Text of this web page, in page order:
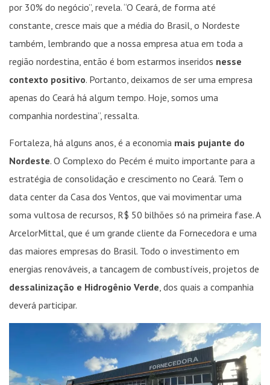
por 30% do negócio”, revela. “O Ceará, de forma até
constante, cresce mais que a média do Brasil, o Nordeste
também, lembrando que a nossa empresa atua em toda a
região nordestina, então é bom estarmos inseridos nesse
contexto positivo. Portanto, deixamos de ser uma empresa
apenas do Ceará há algum tempo. Hoje, somos uma
companhia nordestina”, ressalta.
Fortaleza, há alguns anos, é a economia mais pujante do
Nordeste. O Complexo do Pecém é muito importante para a
estratégia de consolidação e crescimento no Ceará. Tem o
data center da Casa dos Ventos, que vai movimentar uma
soma vultosa de recursos, R$ 50 bilhões só na primeira fase. A
ArcelorMittal, que é um grande cliente da Fornecedora e uma
das maiores empresas do Brasil. Todo o investimento em
energias renováveis, a tancagem de combustíveis, projetos de
dessalinização e Hidrogênio Verde , dos quais a companhia
deverá participar.